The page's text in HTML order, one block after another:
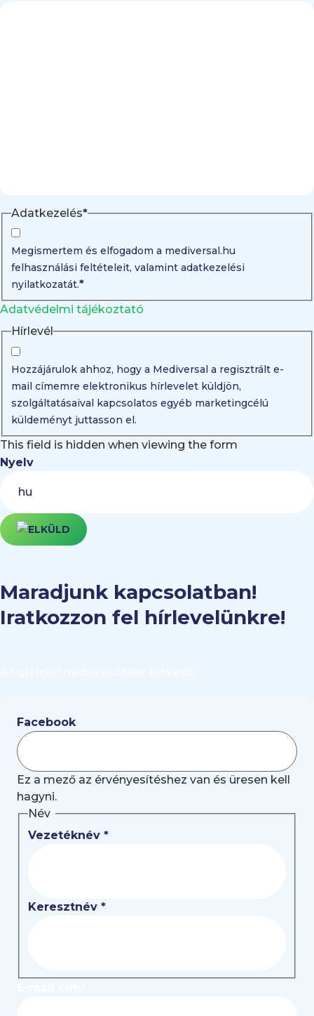
Adatkezelés*
Megismertem és elfogadom a mediversal.hu
felhasználási feltételeit, valamint adatkezelési
nyilatkozatát.*
Adatvédelmi tájékoztató
Hírlevél
Hozzájárulok ahhoz, hogy a Mediversal a regisztrált e-
mail címemre elektronikus hírlevelet küldjön,
szolgáltatásaival kapcsolatos egyéb marketingcélú
küldeményt juttasson el.
This field is hidden when viewing the form
Nyelv
Maradjunk kapcsolatban!
Iratkozzon fel hírlevelünkre!
Facebook
Ez a mező az érvényesítéshez van és üresen kell
hagyni.
Név
Vezetéknév *
Keresztnév *